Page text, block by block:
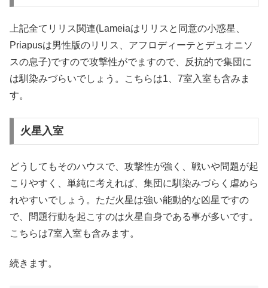
上記全てリリス関連(Lameiaはリリスと同意の小惑星、
Priapusは男性版のリリス、アフロディーテとデュオニソ
スの息子)ですので攻撃性がでますので、反抗的で集団に
は馴染みづらいでしょう。こちらは1、7室入室も含みま
す。
火星入室
どうしてもそのハウスで、攻撃性が強く、戦いや問題が起
こりやすく、単純に考えれば、集団に馴染みづらく虐めら
れやすいでしょう。ただ火星は強い能動的な凶星ですの
で、問題行動を起こすのは火星自身である事が多いです。
こちらは7室入室も含みます。
続きます。